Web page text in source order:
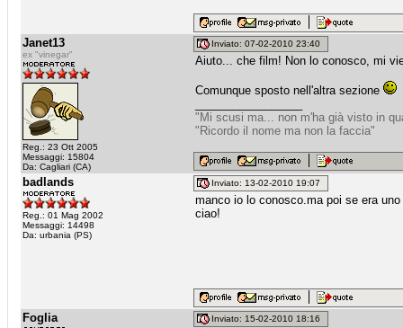
Janet13
ex "vinegar"
Reg.: 23 Ott 2005
Messaggi: 15804
Da: Cagliari (CA)
Inviato: 07-02-2010 23:40
Aiuto... che film! Non lo conosco, mi
Comunque sposto nell'altra sezione
"Mi scusi ma... non m'ha già visto in
"Ricordo il nome ma non la faccia"
badlands
Reg.: 01 Mag 2002
Messaggi: 14498
Da: urbania (PS)
Inviato: 13-02-2010 19:07
manco io lo conosco.ma poi se era
ciao!
Foglia Inviato: 15-02-2010 18:16